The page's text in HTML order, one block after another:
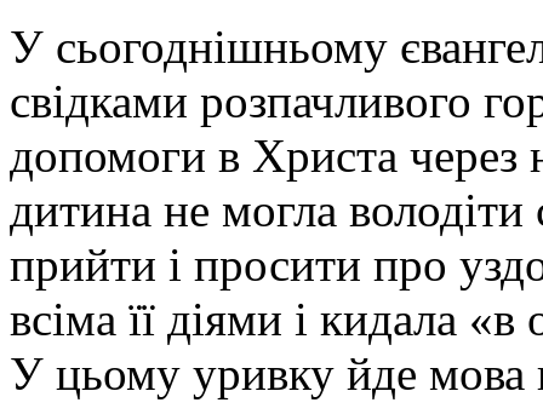
У сьогоднішньому
свідками розпачливого
допомоги в Христа через
дитина не могла
прийти і просити про
всіма її діями і кидала
У цьому уривку йде мова